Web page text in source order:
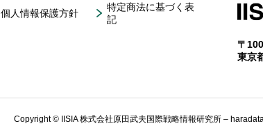
個人情報保護方針
特定商法に基づく表
記
〒
東京
Copyright © IISIA 株式会社原田武夫国際戦略情報研究所 –